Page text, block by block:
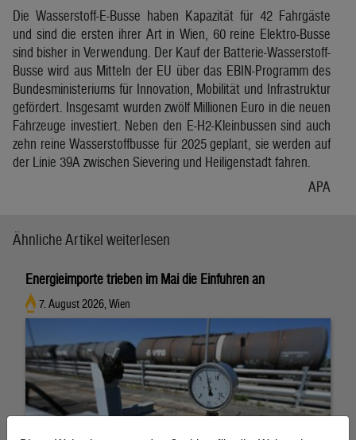
Die Wasserstoff-E-Busse haben Kapazität für 42 Fahrgäste
und sind die ersten ihrer Art in Wien, 60 reine Elektro-Busse
sind bisher in Verwendung. Der Kauf der Batterie-Wasserstoff-
Busse wird aus Mitteln der EU über das EBIN-Programm des
Bundesministeriums für Innovation, Mobilität und Infrastruktur
gefördert. Insgesamt wurden zwölf Millionen Euro in die neuen
Fahrzeuge investiert. Neben den E-H2-Kleinbussen sind auch
zehn reine Wasserstoffbusse für 2025 geplant, sie werden auf
der Linie 39A zwischen Sievering und Heiligenstadt fahren.
APA
Ähnliche Artikel weiterlesen
Energieimporte trieben im Mai die Einfuhren an
7. August 2026, Wien